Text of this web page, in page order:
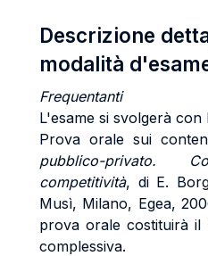
Descrizione
modalità
Frequentanti
L'esame si svolgerà con
Prova orale sui
pubblico-privato.
competitività, di E.
Musì, Milano, Egea,
prova orale costituirà il
complessiva.